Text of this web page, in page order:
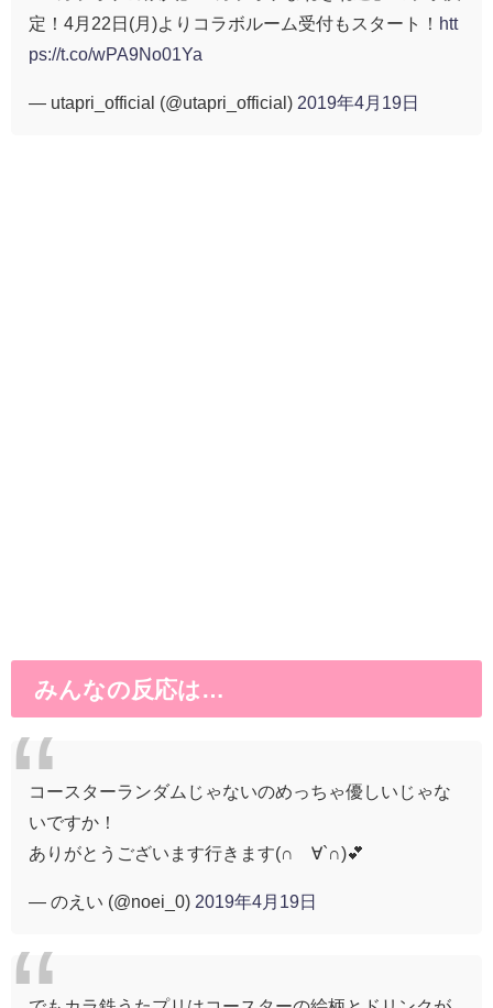
定！4月22日(月)よりコラボルーム受付もスタート！ htt
ps://t.co/wPA9No01Ya
— utapri_official (@utapri_official) 2019年4月19日
みんなの反応は…
コースターランダムじゃないのめっちゃ優しいじゃな
いですか！
ありがとうございます行きます(∩´∀`∩)💕
— のえい (@noei_0) 2019年4月19日